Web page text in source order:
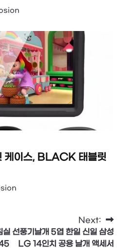
케이스, BLACK 태블릿
실
Next:
선풍기날개 5엽 한일 신일 삼성
LG 14인치 공용 날개 액세서